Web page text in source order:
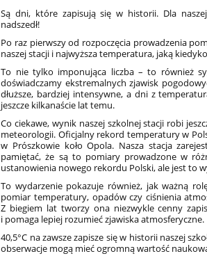
Są dni, które zapisują się w historii. Dla
nadszedł!
Po raz pierwszy od rozpoczęcia prowadzenia
naszej stacji i najwyższa temperatura, jaką
To nie tylko imponująca liczba – to również
doświadczamy ekstremalnych zjawisk
dłuższe, bardziej intensywne, a dni z
jeszcze kilkanaście lat temu.
Co ciekawe, wynik naszej szkolnej stacji robi
meteorologii. Oficjalny rekord temperatury w
w Prószkowie koło Opola. Nasza stacja
pamiętać, że są to pomiary prowadzone w
ustanowienia nowego rekordu Polski, ale jest to
To wydarzenie pokazuje również, jak ważną
pomiar temperatury, opadów czy ciśnienia
Z biegiem lat tworzy ona niezwykle cenny
i pomaga lepiej rozumieć zjawiska atmosferyczne.
40,5°C na zawsze zapisze się w historii naszej
obserwacje mogą mieć ogromną wartość